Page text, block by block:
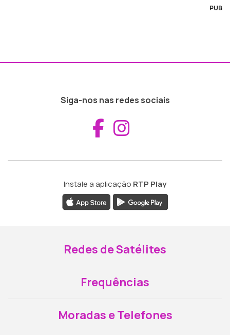
PUB
Siga-nos nas redes sociais
Aceder ao
Instale a aplicação RTP Play
Redes de Satélites
Frequências
Moradas e Telefones